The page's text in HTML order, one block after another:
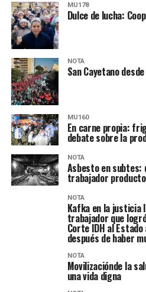
MU178
Dulce de lucha:
NOTA
San Cayetano
MU160
En carne propia:
debate sobre la
NOTA
Asbesto en subtes:
trabajador
NOTA
Kafka en la justicia
trabajador que
Corte IDH al
después de haber
NOTA
Movilizaciónde la
una vida digna